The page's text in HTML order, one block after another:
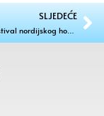
SLJEDEĆE
Dođite na 1. Festival nordijskog hodanja i pješačenja u Pleškovcu!